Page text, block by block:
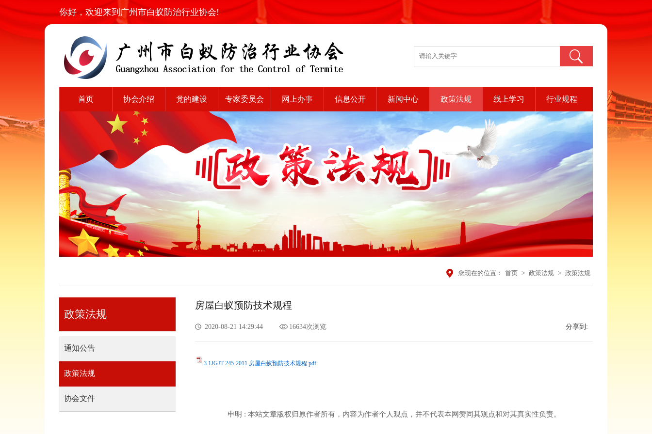
你好，欢迎来到广州市白蚁防治行业协会!
首页 协会介绍 党的建设 专家委员会 网上办事 信息公开 新闻中心 政策法规 线上学习 行业规程
您现在的位置： 首页 > 政策法规 > 政策法规
政策法规
通知公告
政策法规
协会文件
房屋白蚁预防技术规程
2020-08-21 14:29:44 16634次浏览 分享到:
3.1JGJT 245-2011 房屋白蚁预防技术规程.pdf
申明 : 本站文章版权归原作者所有，内容为作者个人观点，并不代表本网赞同其观点和对其真实性负责。